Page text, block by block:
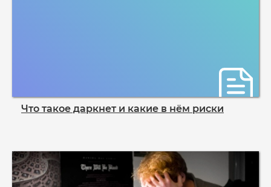
Что такое даркнет и какие в нём риски